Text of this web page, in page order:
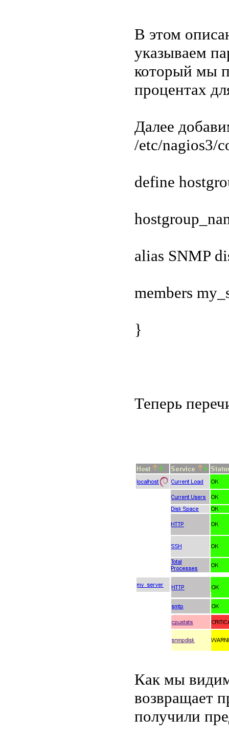
В этом
указываем
который мы
процентах
Далее
/etc/nagios3/
define
alias SNMP
members
}
Теперь
Как мы
возвращает
получили